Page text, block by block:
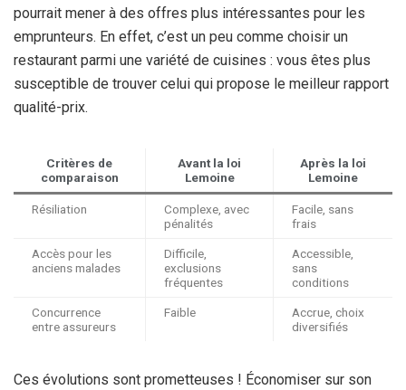
pourrait mener à des offres plus intéressantes pour les
emprunteurs. En effet, c’est un peu comme choisir un
restaurant parmi une variété de cuisines : vous êtes plus
susceptible de trouver celui qui propose le meilleur rapport
qualité-prix.
Critères de
comparaison
Avant la loi
Lemoine
Après la loi
Lemoine
Résiliation
Complexe, avec
pénalités
Facile, sans
frais
Accès pour les
anciens malades
Difficile,
exclusions
fréquentes
Accessible,
sans
conditions
Concurrence
entre assureurs
Faible
Accrue, choix
diversifiés
Ces évolutions sont prometteuses ! Économiser sur son